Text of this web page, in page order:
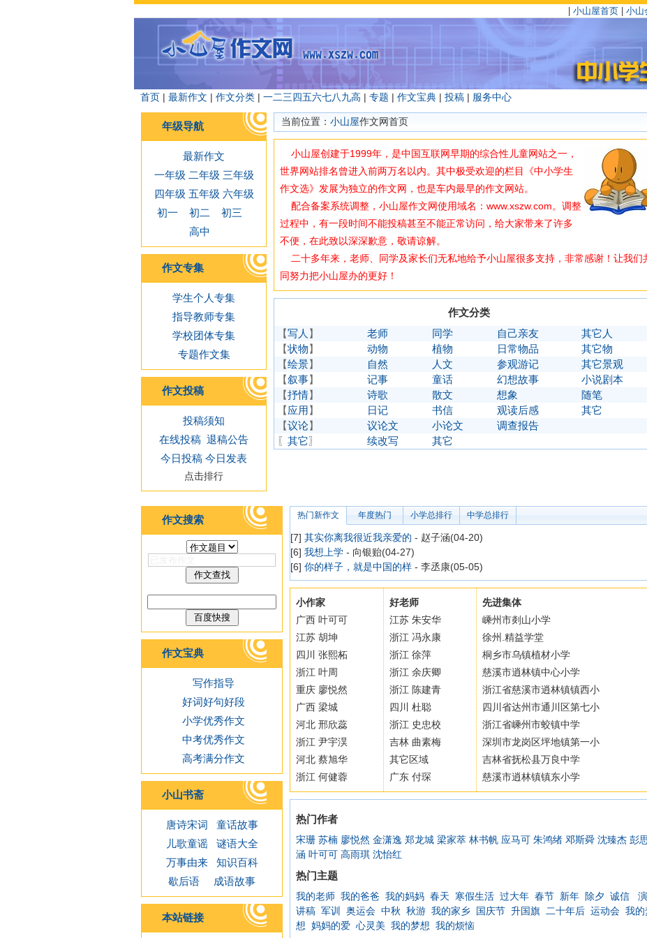
小山屋首页 小山
首页 | 最新作文 | 作文分类 | 一二三四五六七八九高 | 专题 | 作文宝典 | 投稿 | 服务中心
年级导航
最新作文
一年级 二年级 三年级
四年级 五年级 六年级
初一
初二
初三
高中
作文专集
学生个人专集
指导教师专集
学校团体专集
专题作文集
作文投稿
投稿须知
在线投稿 退稿公告
今日投稿 今日发表
点击排行
当前位置： 小山屋作文网首页
小山屋创建于1999年，是中国互联网早期的综合性儿童网站之一，
世界网站排名曾进入前两万名以内。其中极受欢迎的栏目《中小学生
作文选》发展为独立的作文网，也是车内最早的作文网站。
配合备案系统调整，小山屋作文网使用域名：www.xszw.com。调整
过程中，有一段时间不能投稿甚至不能正常访问，给大家带来了许多
不便，在此致以深深歉意，敬请谅解。
二十多年来，老师、同学及家长们无私地给予小山屋很多支持，非常感谢！让我们
同努力把小山屋办的更好！
作文分类
【写人 】 老师 同学 自己亲友
其它人
【状物】 动物 植物 日常物品
其它物
【绘景】 自然 人文 参观游记
其它景观
【叙事】 记事 童话 幻想故事
小说剧本
【抒情】 诗歌 散文 想象
随笔
【应用】 日记 书信 观读后感
其它
【议论】 议论文 小论文
调查报告
〖 其它〗 续改写 其它
作文搜索
作文宝典
写作指导
好词好句好段
小学优秀作文
中考优秀作文
高考满分作文
小山书斋
唐诗宋词
童话故事
儿歌童谣
谜语大全
万事由来
知识百科
歇后语
成语故事
本站链接
热门新作文 年度热门 小学总排行 中学总排行
[7] 其实你离我很近我亲爱的 - 赵子涵(04-20)
[6] 我想上学 - 向银贻(04-27)
[6] 你的样子，就是中国的样 - 李丞康(05-05)
小作家
广西 叶可可
江苏 胡坤
四川 张熙柘
浙江 叶周
重庆 廖悦然
广西 梁城
河北 邢欣蕊
浙江 尹宇淏
河北 蔡旭华
浙江 何健蓉
好老师
江苏 朱安华
浙江 冯永康
浙江 徐萍
浙江 余庆卿
浙江 陈建青
四川 杜聪
浙江 史忠校
吉林 曲素梅
其它区域
广东 付琛
先进集体
嵊州市剡山小学
徐州.精益学堂
桐乡市乌镇植材小学
慈溪市逍林镇中心小学
浙江省慈溪市逍林镇镇西小
四川省达州市通川区第七小
浙江省嵊州市蛟镇中学
深圳市龙岗区坪地镇第一小
吉林省抚松县万良中学
慈溪市逍林镇镇东小学
热门作者
宋珊 苏楠 廖悦然 金潇逸 郑龙城 梁家萃 林书帆 应马可 朱鸿绪 邓斯舜 沈臻杰 彭
涵 叶可可 高雨琪 沈怡红
热门主题
我的老师 我的爸爸 我的妈妈 春天 寒假生活 过大年 春节 新年 除夕 诚信
演
讲稿 军训 奥运会 中秋 秋游 我的家乡 国庆节 升国旗 二十年后 运动会 我的
想 妈妈的爱 心灵美 我的梦想 我的烦恼